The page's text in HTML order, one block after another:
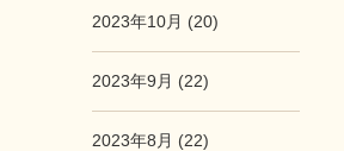
2023年10月 (20)
2023年9月 (22)
2023年8月 (22)